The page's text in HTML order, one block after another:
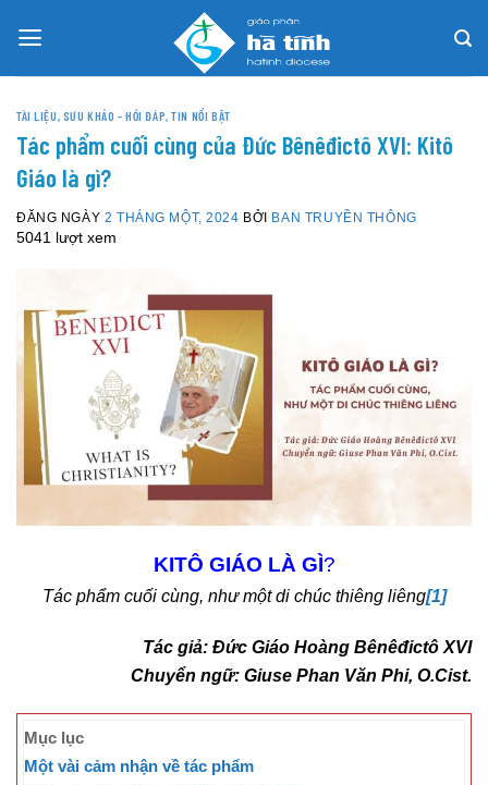
TÀI LIỆU, SƯU KHẢO - HỎI ĐÁP,TIN NỔI BẬT
Tác phẩm cuối cùng của Đức Bênêđictô XVI: Kitô
Giáo là gì?
ĐĂNG NGÀY 2 THÁNG MỘT, 2024 BỞI BAN TRUYỀN THÔNG
5041 lượt xem
KITÔ GIÁO LÀ GÌ?
Tác phẩm cuối cùng, như một di chúc thiêng liêng[1]
Tác giả: Đức Giáo Hoàng Bênêđictô XVI
Chuyển ngữ: Giuse Phan Văn Phi, O.Cist.
Mục lục
Một vài cảm nhận về tác phẩm